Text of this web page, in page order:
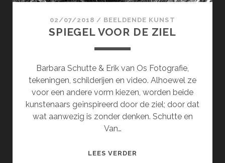
02/07/2018 / BEELDENDE KUNST
SPIEGEL VOOR DE ZIEL
Barbara Schutte & Erik van Os Fotografie,
tekeningen, schilderijen en video. Alhoewel ze
voor een andere vorm kiezen, worden beide
kunstenaars geïnspireerd door de ziel; door dat
wat aanwezig is zonder denken. Schutte en
Van…
LEES VERDER